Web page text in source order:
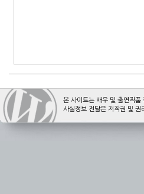
본 사이트는 배우 및 출연작품
사실정보 전달은 저작권 및 권